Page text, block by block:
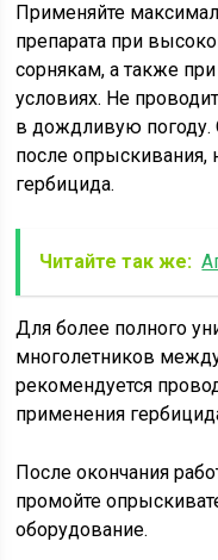
Применяйте
препарата при
сорнякам, а также
условиях. Не
в дождливую погоду.
после
гербицида.
Читайте так же:
Для более полного
многолетников
рекомендуется
применения
После окончания
промойте
оборудование.